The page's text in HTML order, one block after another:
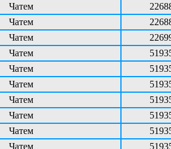
Чатем
Чатем
Чатем
Чатем
Чатем
Чатем
Чатем
Чатем
Чатем
Чатем